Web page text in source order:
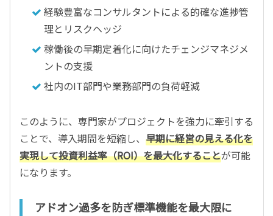
経験豊富なコンサルタントによる的確な進捗管
理とリスクヘッジ
稼働後の早期定着化に向けたチェンジマネジメ
ントの支援
社内のIT部門や業務部門の負荷軽減
このように、専門家がプロジェクトを強力に牽引する
ことで、導入期間を短縮し、 早期に経営の見える化を
実現して投資利益率（ROI）を最大化することが可能
になります。
アドオン過多を防ぎ標準機能を最大限に